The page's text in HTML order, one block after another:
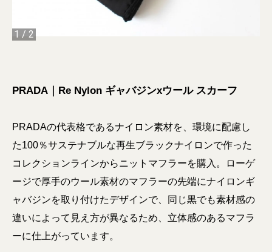
1 / 2
PRADA｜Re Nylon ギャバジンxウール スカーフ
PRADAの代表格であるナイロン素材を、環境に配慮し
た100％サステナブルな再生ブラックナイロンで作った
コレクションラインからニットマフラーを購入。ローゲ
ージで厚手のウール素材のマフラーの先端にナイロンギ
ャバジンを取り付けたデザインで、同じ黒でも素材感の
違いによって見え方が異なるため、立体感のあるマフラ
ーに仕上がっています。